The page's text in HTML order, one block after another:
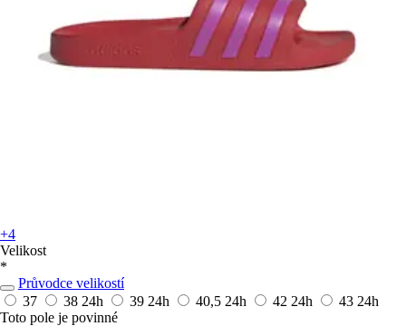
+4
Velikost
*
Průvodce velikostí
37
38 24h 39 24h 40,5 24h 42 24h 43 24h
Toto pole je povinné